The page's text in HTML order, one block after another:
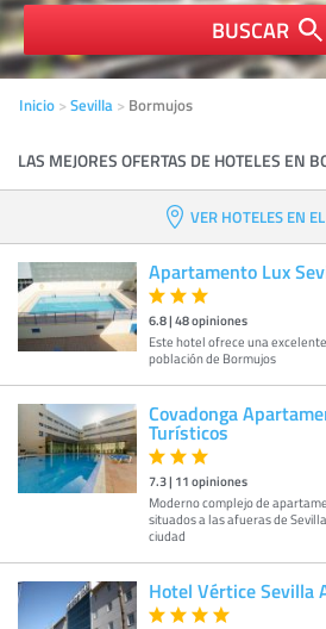
BUSCAR
Inicio Sevilla Bormujos
LAS MEJORES OFERTAS DE HOTELES EN
VER HOTELES EN
Apartamento Lux
6.8|48opiniones
Este hotel ofrece una
población de Bormujos
Covadonga
Turísticos
7.3| 11opiniones
Moderno complejo de
situados a las afueras de
ciudad
Hotel Vértice Sevilla